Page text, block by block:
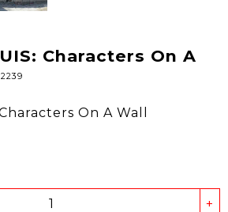
Characters On A
On A Wall
+